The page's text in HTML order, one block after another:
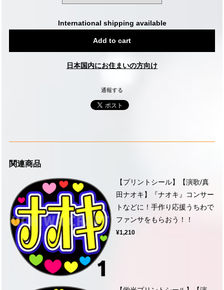
International shipping available
Add to cart
日本国内にお住まいの方向け
通報する
関連商品
【プリントシール】【演歌/真
田ナオキ】『ナオキ』コンサー
トなどに！手作り応援うちわで
ファンサをもらおう！！
¥1,210